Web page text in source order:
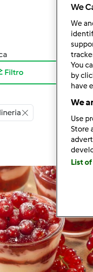
Filtro
We
We
You
by
have
We
Use
Store
List